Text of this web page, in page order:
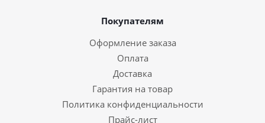
Покупателям
Оформление заказа
Оплата
Доставка
Гарантия на товар
Политика конфиденциальности
Прайс-лист